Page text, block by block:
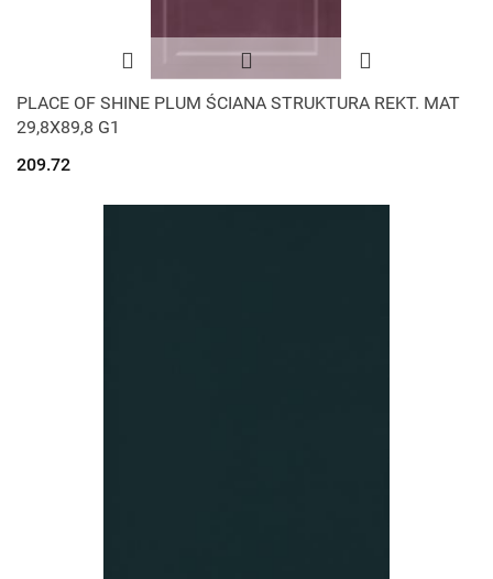
PLACE OF SHINE PLUM ŚCIANA STRUKTURA REKT. MAT
29,8X89,8 G1
209.72